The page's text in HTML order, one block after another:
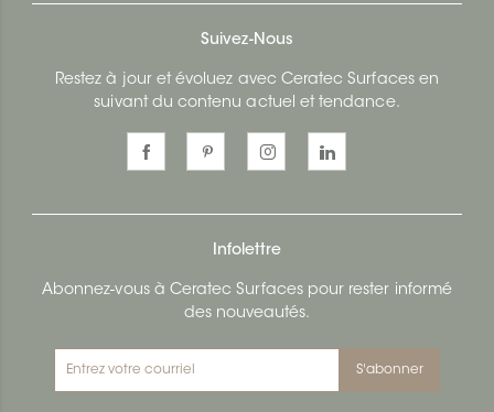
Suivez-Nous
Restez à jour et évoluez avec Ceratec Surfaces en
suivant du contenu actuel et tendance.
Infolettre
Abonnez-vous à Ceratec Surfaces pour rester informé
des nouveautés.
S'abonner